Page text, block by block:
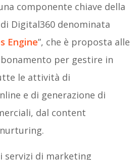
componente chiave della
Digital360 denominata
Engine”, che è proposta alle
per gestire in
le attività di
e di generazione di
dal content
servizi di marketing